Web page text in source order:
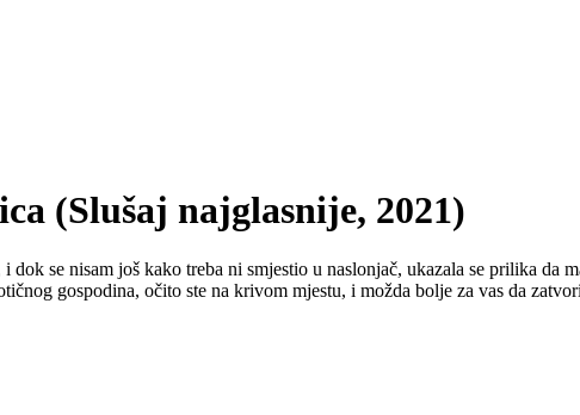
(Slušaj najglasnije, 2021)
se nisam još kako treba ni smjestio u naslonjač, ukazala se prilika da
gospodina, očito ste na krivom mjestu, i možda bolje za vas da